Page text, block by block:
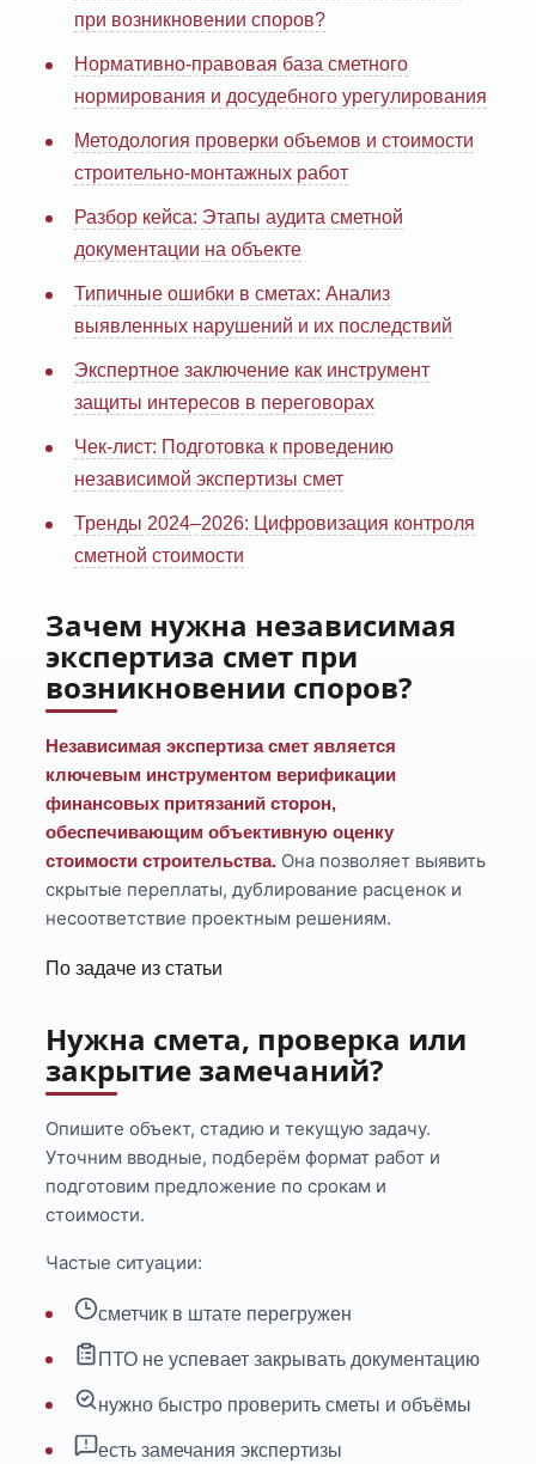
при возникновении споров?
Нормативно-правовая база сметного
нормирования и досудебного урегулирования
Методология проверки объемов и стоимости
строительно-монтажных работ
Разбор кейса: Этапы аудита сметной
документации на объекте
Типичные ошибки в сметах: Анализ
выявленных нарушений и их последствий
Экспертное заключение как инструмент
защиты интересов в переговорах
Чек-лист: Подготовка к проведению
независимой экспертизы смет
Тренды 2024–2026: Цифровизация контроля
сметной стоимости
Зачем нужна независимая
экспертиза смет при
возникновении споров?
Независимая экспертиза смет является
ключевым инструментом верификации
финансовых притязаний сторон,
обеспечивающим объективную оценку
стоимости строительства. Она позволяет выявить
скрытые переплаты, дублирование расценок и
несоответствие проектным решениям.
По задаче из статьи
Нужна смета, проверка или
закрытие замечаний?
Опишите объект, стадию и текущую задачу.
Уточним вводные, подберём формат работ и
подготовим предложение по срокам и
стоимости.
Частые ситуации:
сметчик в штате перегружен
ПТО не успевает закрывать документацию
нужно быстро проверить сметы и объёмы
есть замечания экспертизы